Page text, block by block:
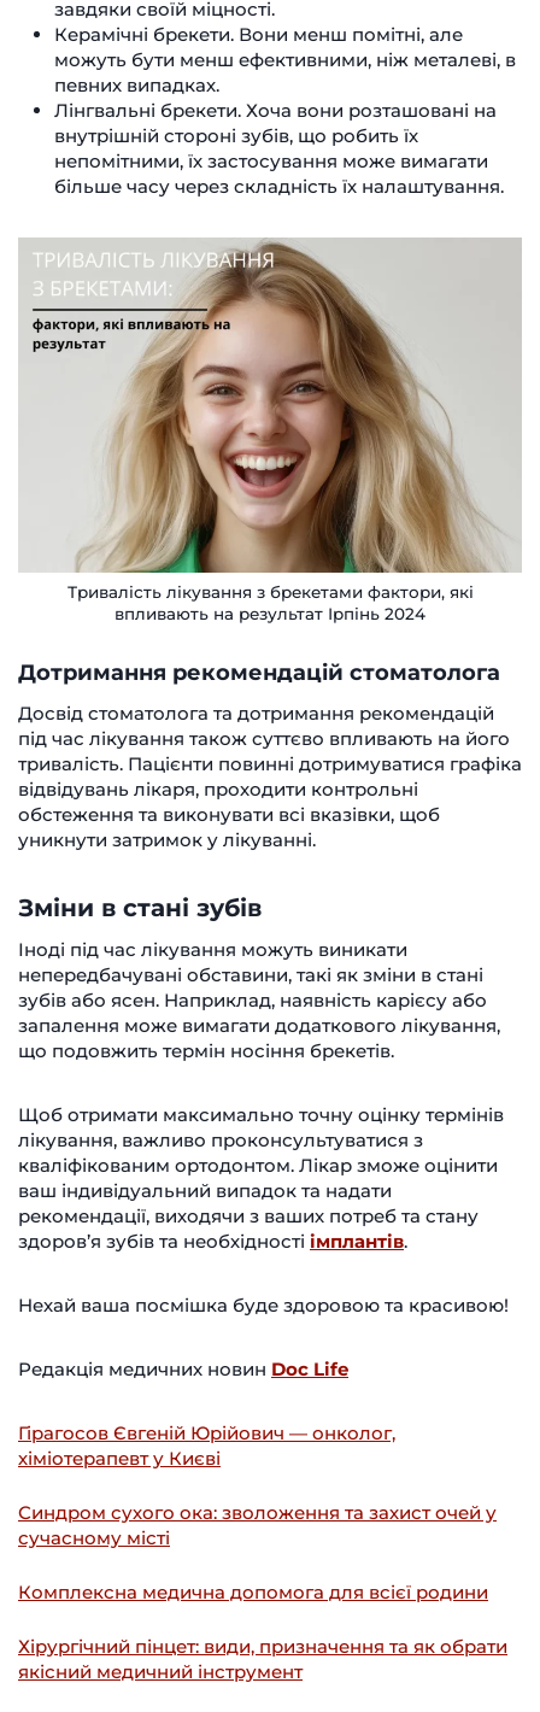
завдяки своїй міцності.
Керамічні брекети. Вони менш помітні, але
можуть бути менш ефективними, ніж металеві, в
певних випадках.
Лінгвальні брекети. Хоча вони розташовані на
внутрішній стороні зубів, що робить їх
непомітними, їх застосування може вимагати
більше часу через складність їх налаштування.
Тривалість лікування з брекетами фактори, які
впливають на результат Ірпінь 2024
Дотримання рекомендацій стоматолога
Досвід стоматолога та дотримання рекомендацій
під час лікування також суттєво впливають на його
тривалість. Пацієнти повинні дотримуватися графіка
відвідувань лікаря, проходити контрольні
обстеження та виконувати всі вказівки, щоб
уникнути затримок у лікуванні.
Зміни в стані зубів
Іноді під час лікування можуть виникати
непередбачувані обставини, такі як зміни в стані
зубів або ясен. Наприклад, наявність карієсу або
запалення може вимагати додаткового лікування,
що подовжить термін носіння брекетів.
Щоб отримати максимально точну оцінку термінів
лікування, важливо проконсультуватися з
кваліфікованим ортодонтом. Лікар зможе оцінити
ваш індивідуальний випадок та надати
рекомендації, виходячи з ваших потреб та стану
здоров’я зубів та необхідності імплантів.
Нехай ваша посмішка буде здоровою та красивою!
Редакція медичних новин Doc Life
Гірагосов Євгеній Юрійович — онколог,
хіміотерапевт у Києві
Синдром сухого ока: зволоження та захист очей у
сучасному місті
Комплексна медична допомога для всієї родини
Хірургічний пінцет: види, призначення та як обрати
якісний медичний інструмент